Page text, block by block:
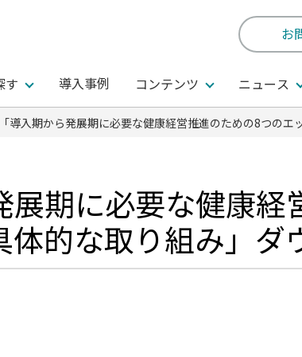
お
す 導入事例 コンテンツ ニュース
「導入期から発展期に必要な健康経営推進のための8つの
展期に必要な健康
体的な取り組み」ダ